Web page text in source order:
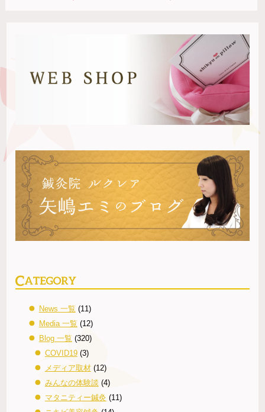
き
ま
News 一覧 (11)
Media 一覧 (12)
Blog 一覧 (320)
COVID19(3)
メディア取材(12)
みんなの体験談 (4)
マタニティー鍼灸 (11)